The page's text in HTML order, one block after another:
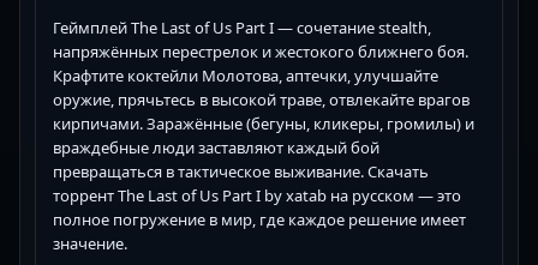
Геймплей The Last of Us Part I — сочетание stealth,
напряжённых перестрелок и жестокого ближнего боя.
Крафтите коктейли Молотова, аптечки, улучшайте
оружие, прячьтесь в высокой траве, отвлекайте врагов
кирпичами. Заражённые (бегуны, кликеры, громилы) и
враждебные люди заставляют каждый бой
превращаться в тактическое выживание. Скачать
торрент The Last of Us Part I by xatab на русском — это
полное погружение в мир, где каждое решение имеет
значение.